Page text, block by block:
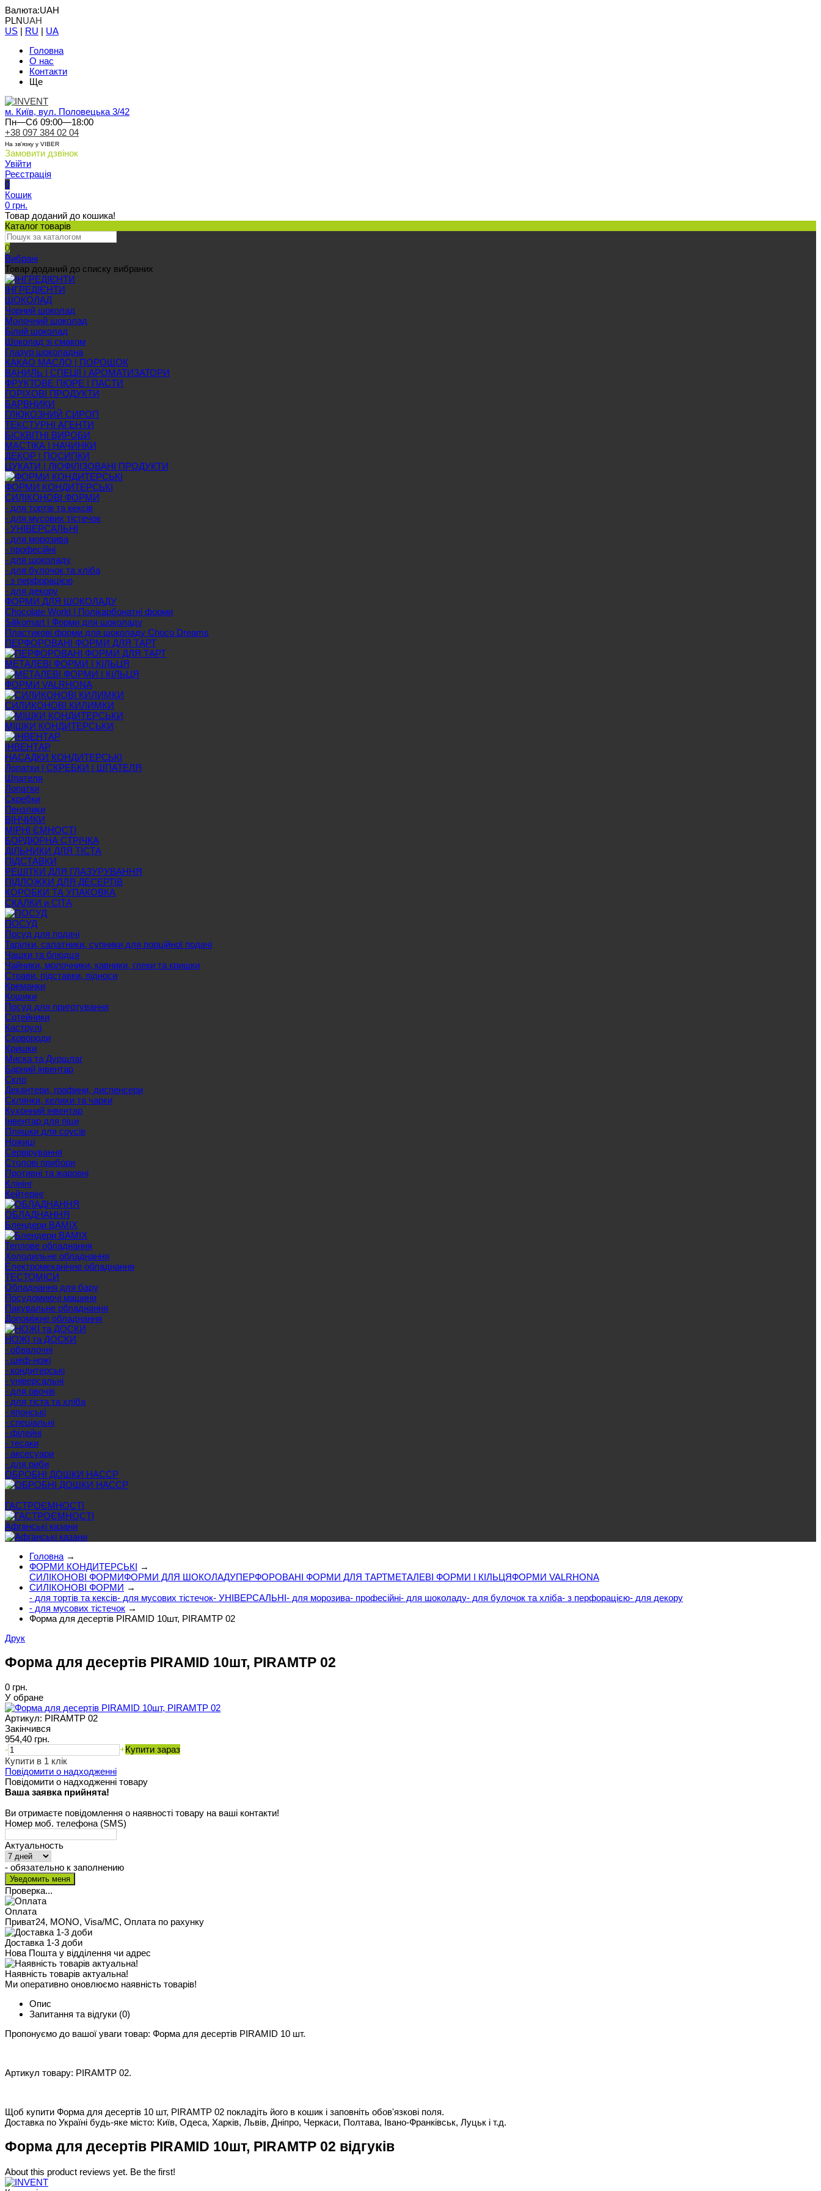
Валюта:UAH
PLNUAH
US | RU | UA
Головна
О нас
Контакти
Ще
м. Київ, вул. Половецька 3/42
Пн—Сб 09:00—18:00
+38 097 384 02 04
На зв'язку у VIBER
Замовити дзвінок
Увійти
Реєстрація
0
Кошик
0 грн.
Товар доданий до кошика!
Каталог товарів
0
Вибрані
Товар доданий до списку вибраних
ІНГРЕДІЄНТИ
ШОКОЛАД
Чорний шоколад
Молочний шоколад
Білий шоколад
Шоколад зі смаком
Глазур шоколадна
КАКАО МАСЛО | ПОРОШОК
ВАНИЛЬ | СПЕЦІЇ | АРОМАТИЗАТОРИ
ФРУКТОВЕ ПЮРЕ | ПАСТИ
ГОРІХОВІ ПРОДУКТИ
БАРВНИКИ
ГЛЮКОЗНИЙ СИРОП
ТЕКСТУРНІ АГЕНТИ
БІСКВІТНІ ВИРОБИ
МАСТІКА | НАЧИНКИ
ДЕКОР | ПОСИПКИ
ЦУКАТИ | ЛІОФІЛІЗОВАНІ ПРОДУКТИ
ФОРМИ КОНДИТЕРСЬКІ
СИЛІКОНОВІ ФОРМИ
- для тортів та кексів
- для мусових тістечок
- УНІВЕРСАЛЬНІ
- для морозива
- професійні
- для шоколаду
- для булочок та хліба
- з перфорацією
- для декору
ФОРМИ ДЛЯ ШОКОЛАДУ
Chocolate World | Полікарбонатні форми
Silikomart | Форми для шоколаду
Пластикові форми для шоколаду Choco Dreams
ПЕРФОРОВАНІ ФОРМИ ДЛЯ ТАРТ
МЕТАЛЕВІ ФОРМИ І КІЛЬЦЯ
ФОРМИ VALRHONA
СИЛИКОНОВІ КИЛИМКИ
МІШКИ КОНДИТЕРСЬКИ
ІНВЕНТАР
НАСАДКИ КОНДИТЕРСЬКІ
Лопатки | СКРЕБКИ | ШПАТЕЛЯ
Шпателя
Лопатки
Скребки
Пензлики
ВІНЧИКИ
МІРНІ ЄМНОСТІ
БОРДЮРНА СТРІЧКА
ДІЛЬНИКИ ДЛЯ ТІСТА
ПІДСТАВКИ
РЕШІТКИ ДЛЯ ГЛАЗУРУВАННЯ
ПІДЛОЖКИ ДЛЯ ДЕСЕРТІВ
КОРОБКИ ТА УПАКОВКА
СКАЛКИ и СІТА
ПОСУД
Посуд для подачі
Тарілки, салатники, супники для порційної подачі
Чашки та блюдця
Чайники, молочники, кавники, глеки та кришки
Страви, підставки, підноси
Креманки
Кошики
Посуд для приготування
Сотейники
Каструлі
Сковороди
Кришки
Миска та Дуршлаг
Барний інвентар
Скло
Декантери, графини, диспенсери
Склянки, келихи та чарки
Кухонний інвентар
Інвентар для піци
Пляшки для соусів
Ножиці
Сервірування
Cтолові прибори
Противні та жаровні
Клінінг
Кейтерінг
ОБЛАДНАННЯ
Блендери BAMIX
Теплове обладнання
Холодильне обладнання
Електромеханічне обладнання
ТЕСТОМІСИ
Обладнання для бару
Посудомиючі машини
Пакувальне обладнання
Допоміжне обладнання
НОЖІ та ДОСКИ
- обвалочні
- шеф-ножі
- кондитерські
- універсальні
- для овочів
- для тіста та хліба
- японські
- спеціальні
- філейні
- тесаки
- аксесуари
- для риби
ОБРОБНІ ДОШКИ HACCP
ГАСТРОЄМНОСТІ
Афганські казани
Головна →
ФОРМИ КОНДИТЕРСЬКІ →
СИЛІКОНОВІ ФОРМИФОРМИ ДЛЯ ШОКОЛАДУПЕРФОРОВАНІ ФОРМИ ДЛЯ ТАРТМЕТАЛЕВІ ФОРМИ І КІЛЬЦЯФОРМИ VALRHONA
СИЛІКОНОВІ ФОРМИ →
- для тортів та кексів- для мусових тістечок- УНІВЕРСАЛЬНІ- для морозива- професійні- для шоколаду- для булочок та хліба- з перфорацією- для декору
- для мусових тістечок →
Форма для десертів PIRAMID 10шт, PIRAMTP 02
Друк
Форма для десертів PIRAMID 10шт, PIRAMTP 02
0 грн.
У обране
Артикул: PIRAMTP 02
Закінчився
954,40 грн.
-
+Купити зараз
Купити в 1 клік
Повідомити о надходженні
Повідомити о надходженні товару
Ваша заявка прийнята!
Ви отримаєте повідомлення о наявності товару на ваші контакти!
Номер моб. телефона (SMS)
Актуальность
- обязательно к заполнению
Проверка...
Оплата
Приват24, MONO, Visa/MC, Оплата по рахунку
Доставка 1-3 доби
Нова Пошта у відділення чи адрес
Наявність товарів актуальна!
Ми оперативно оновлюємо наявність товарів!
Опис
Запитання та відгуки (0)
Пропонуємо до вашої уваги товар: Форма для десертів PIRAMID 10 шт.
Артикул товару: PIRAMTP 02.
Щоб купити Форма для десертів 10 шт, PIRAMTP 02 покладіть його в кошик і заповніть обов'язкові поля.
Доставка по Україні будь-яке місто: Київ, Одеса, Харків, Львів, Дніпро, Черкаси, Полтава, Івано-Франківськ, Луцьк і т.д.
Форма для десертів PIRAMID 10шт, PIRAMTP 02 відгуків
About this product reviews yet. Be the first!